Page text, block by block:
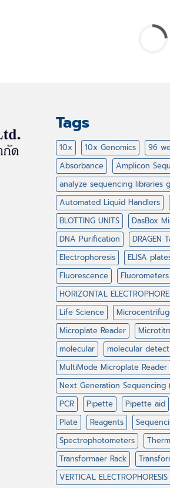
Tags
10x 10x Genomics
96
Absorbance
Amplicon
analyze sequencing libraries
Automated Liquid Handlers
BLOTTING UNITS
DasBox
DNA Purification
DRAGEN
Electrophoresis
ELISA
Fluorescence
Fluorometers
HORIZONTAL
Life Science
Microplate Reader
molecular
molecular
MultiMode Microplate Reader
Next Generation Sequencing
PCR
Pipette Pipette aid
Plate
Reagents
Spectrophotometers
Transformaer Rack
VERTICAL ELECTROPHORESIS